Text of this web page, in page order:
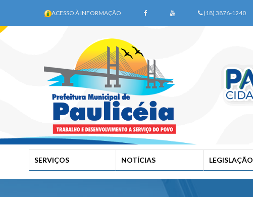
ACESSO À INFORMAÇÃO (18) 3876-1240
SERVIÇOS NOTÍCIAS LEGISLAÇÃO